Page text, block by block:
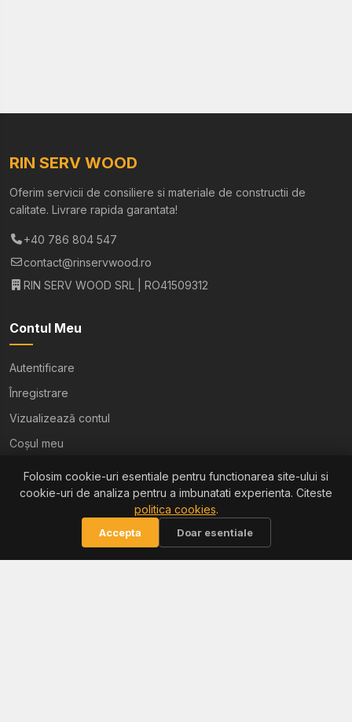
RIN SERV WOOD
Oferim servicii de consiliere si materiale de constructii de
calitate. Livrare rapida garantata!
+40 786 804 547
contact@rinservwood.ro
RIN SERV WOOD SRL | RO41509312
Contul Meu
Autentificare
Înregistrare
Vizualizează contul
Coșul meu
Ajutor
Termeni și condiții
Politica de confidențialitate
Folosim cookie-uri esentiale pentru functionarea site-ului si
cookie-uri de analiza pentru a imbunatati experienta. Citeste
politica cookies.
Accepta Doar esentiale